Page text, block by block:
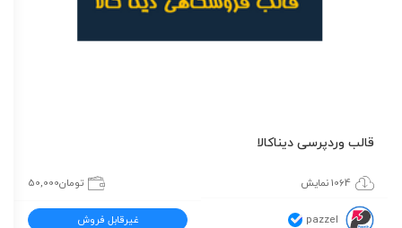
قالب وردپرسی دیناکالا
1064 نمایش تومان50,000
pazzel غیرقابل فروش